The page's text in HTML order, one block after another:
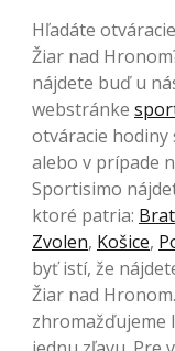
Hľadáte
Žiar nad
nájdete buď u
webstránke
otváracie hodiny
alebo v prípade
Sportisimo
ktoré patria:
Zvolen, Košice,
byť istí, že
Žiar nad
zhromažďujeme